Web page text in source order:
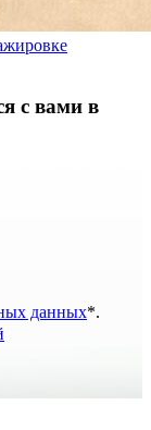
с вами в
данных*.